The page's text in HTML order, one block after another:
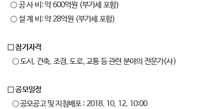
○ 공 사 비: 약 600억원 (부가세 포함)
○ 설 계 비: 약 28억원 (부가세 포함)
□ 참가자격
○ 도시, 건축, 조경, 도로, 교통 등 관련 분야의 전문가(사)
□ 공모일정
○ 공모공고 및 지침배포 : 2018. 10. 12. 10:00